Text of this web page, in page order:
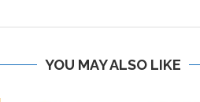
YOU MAY ALSO LIKE